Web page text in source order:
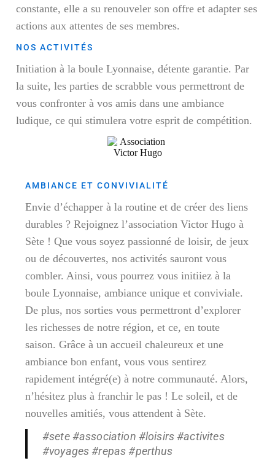
constante, elle a su renouveler son offre et adapter ses
actions aux attentes de ses membres.
NOS ACTIVITÉS
Initiation à la boule Lyonnaise, détente garantie. Par
la suite, les parties de scrabble vous permettront de
vous confronter à vos amis dans une ambiance
ludique, ce qui stimulera votre esprit de compétition.
AMBIANCE ET CONVIVIALITÉ
Envie d’échapper à la routine et de créer des liens
durables ? Rejoignez l’association Victor Hugo à
Sète ! Que vous soyez passionné de loisir, de jeux
ou de découvertes, nos activités sauront vous
combler. Ainsi, vous pourrez vous initiiez à la
boule Lyonnaise, ambiance unique et conviviale.
De plus, nos sorties vous permettront d’explorer
les richesses de notre région, et ce, en toute
saison. Grâce à un accueil chaleureux et une
ambiance bon enfant, vous vous sentirez
rapidement intégré(e) à notre communauté. Alors,
n’hésitez plus à franchir le pas ! Le soleil, et de
nouvelles amitiés, vous attendent à Sète.
#sete #association #loisirs #activites
#voyages #repas #perthus